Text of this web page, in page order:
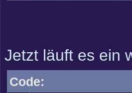
Jetzt läuft es ein
Code: